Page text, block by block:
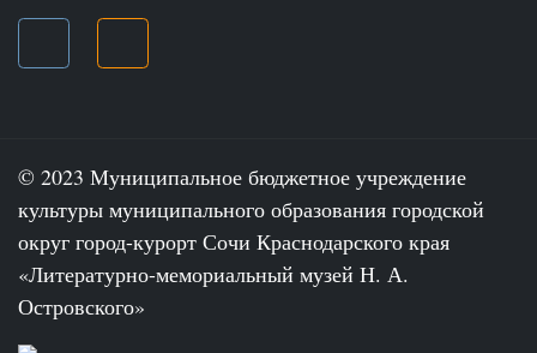
© 2023 Муниципальное бюджетное учреждение
культуры муниципального образования городской
округ город-курорт Сочи Краснодарского края
«Литературно-мемориальный музей Н. А.
Островского»